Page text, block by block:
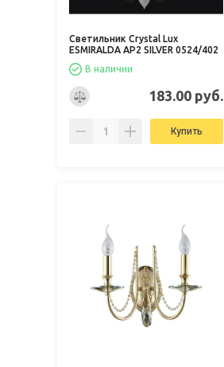
Светильник Crystal Lux
ESMIRALDA AP2 SILVER 0524/402
В наличии
183.00 руб.
Купить